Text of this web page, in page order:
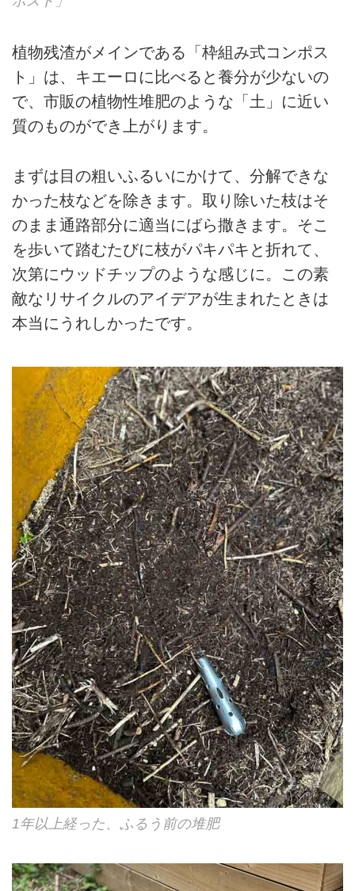
植物残渣がメインである「枠組み式コンポス
ト」は、キエーロに比べると養分が少ないの
で、市販の植物性堆肥のような「土」に近い
質のものができ上がります。
まずは目の粗いふるいにかけて、分解できな
かった枝などを除きます。取り除いた枝はそ
のまま通路部分に適当にばら撒きます。そこ
を歩いて踏むたびに枝がパキパキと折れて、
次第にウッドチップのような感じに。この素
敵なリサイクルのアイデアが生まれたときは
本当にうれしかったです。
1年以上経った、ふるう前の堆肥